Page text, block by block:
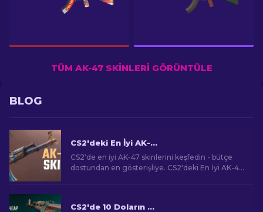
TÜM AK-47 SKINLERI GÖRÜNTÜLE
BLOG
CS2'deki En İyi AK-47 Skinleri: Ucuza Pahalıya
CS2'de en iyi AK-47 skinlerini keşfedin - bütçe
dostundan en gösterişliye. CS2'deki En İyi AK-47
CS2'de 10 Doların Altında En İyi Ucuz AK-47 Skinleri